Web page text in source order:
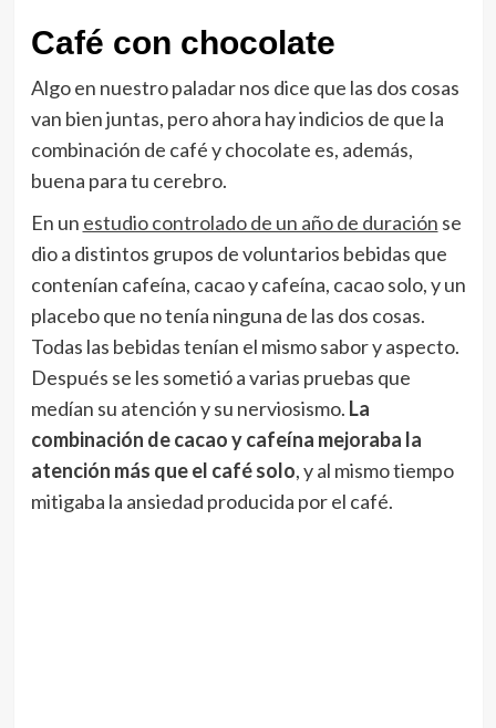
Café con chocolate
Algo en nuestro paladar nos dice que las dos cosas
van bien juntas, pero ahora hay indicios de que la
combinación de café y chocolate es, además,
buena para tu cerebro.
En un estudio controlado de un año de duración se
dio a distintos grupos de voluntarios bebidas que
contenían cafeína, cacao y cafeína, cacao solo, y un
placebo que no tenía ninguna de las dos cosas.
Todas las bebidas tenían el mismo sabor y aspecto.
Después se les sometió a varias pruebas que
medían su atención y su nerviosismo. La
combinación de cacao y cafeína mejoraba la
atención más que el café solo, y al mismo tiempo
mitigaba la ansiedad producida por el café.